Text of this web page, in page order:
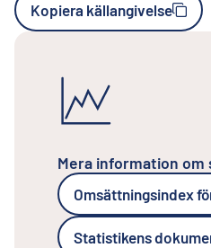
Kopiera källangivelse
Mera information
Omsättningsindex
Statistikens